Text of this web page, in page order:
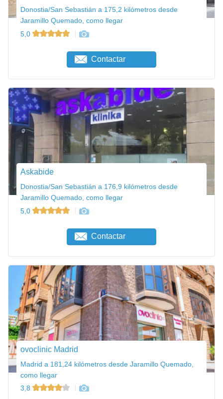
Donostia/San Sebastián a 175,2 kilómetros desde
Jaramillo Quemado, como llegar
5,0
Contactar
Askabide
Donostia/San Sebastián a 176,9 kilómetros desde
Jaramillo Quemado, como llegar
5,0
Contactar
ovoclinic Madrid
Madrid a 181,24 kilómetros desde Jaramillo Quemado,
como llegar
3,8